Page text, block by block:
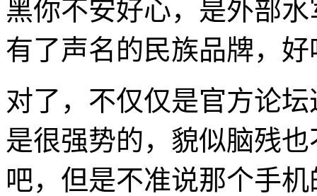
黑你不安好心，是外部
有了声名的民族品牌，
对了，不仅仅是官方论
是很强势的，貌似脑残
吧，但是不准说那个手